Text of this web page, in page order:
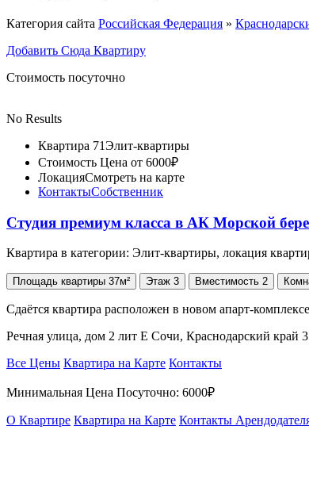
Категория сайта Российская Федерация »
Добавить Сюда Квартиру
Стоимость посуточно
No Results
Квартира 71Элит-квартиры
Стоимость Цена от 6000₽
ЛокацияСмотреть на карте
КонтактыСобственник
Студия премиум класса в АК Морской
Квартира в категории: Элит-квартиры, локация
Площадь квартиры 37м² Этаж 3 Вместимость 2
Сдаётся квартира расположен в новом апарт-
Речная улица, дом 2 лит Е Сочи, Краснодарский край
Все Цены Квартира на Карте Контакты
Минимальная Цена Посуточно: 6000₽
О Квартире Квартира на Карте Контакты